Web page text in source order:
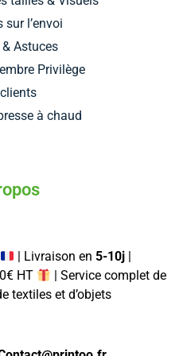
sur l’envoi
Astuces
Privilège
à chaud
| Livraison en 5-10j
HT
| Service complet de
textiles et d’objets